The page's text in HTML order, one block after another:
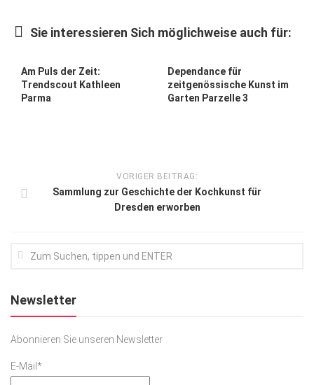
Ausflug & Reise
Podcast
Sie interessieren Sich möglichweise auch für:
Am Puls der Zeit:
Trendscout Kathleen
Parma
Dependance für
zeitgenössische Kunst im
Garten Parzelle 3
VORIGER BEITRAG:
Sammlung zur Geschichte der Kochkunst für
Dresden erworben
Newsletter
Abonnieren Sie unseren Newsletter
E-Mail*